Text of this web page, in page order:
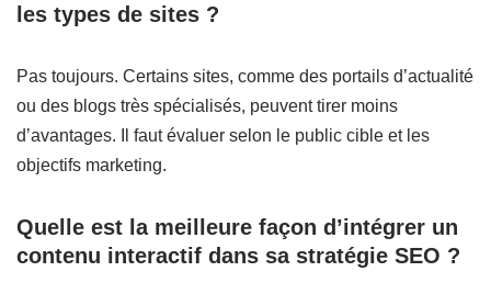
les types de sites ?
Pas toujours. Certains sites, comme des portails d’actualité
ou des blogs très spécialisés, peuvent tirer moins
d’avantages. Il faut évaluer selon le public cible et les
objectifs marketing.
Quelle est la meilleure façon d’intégrer un
contenu interactif dans sa stratégie SEO ?